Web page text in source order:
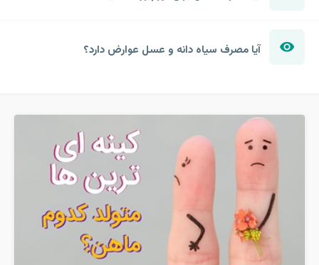
آیا مصرف سیاه دانه و عسل عوارض دارد؟